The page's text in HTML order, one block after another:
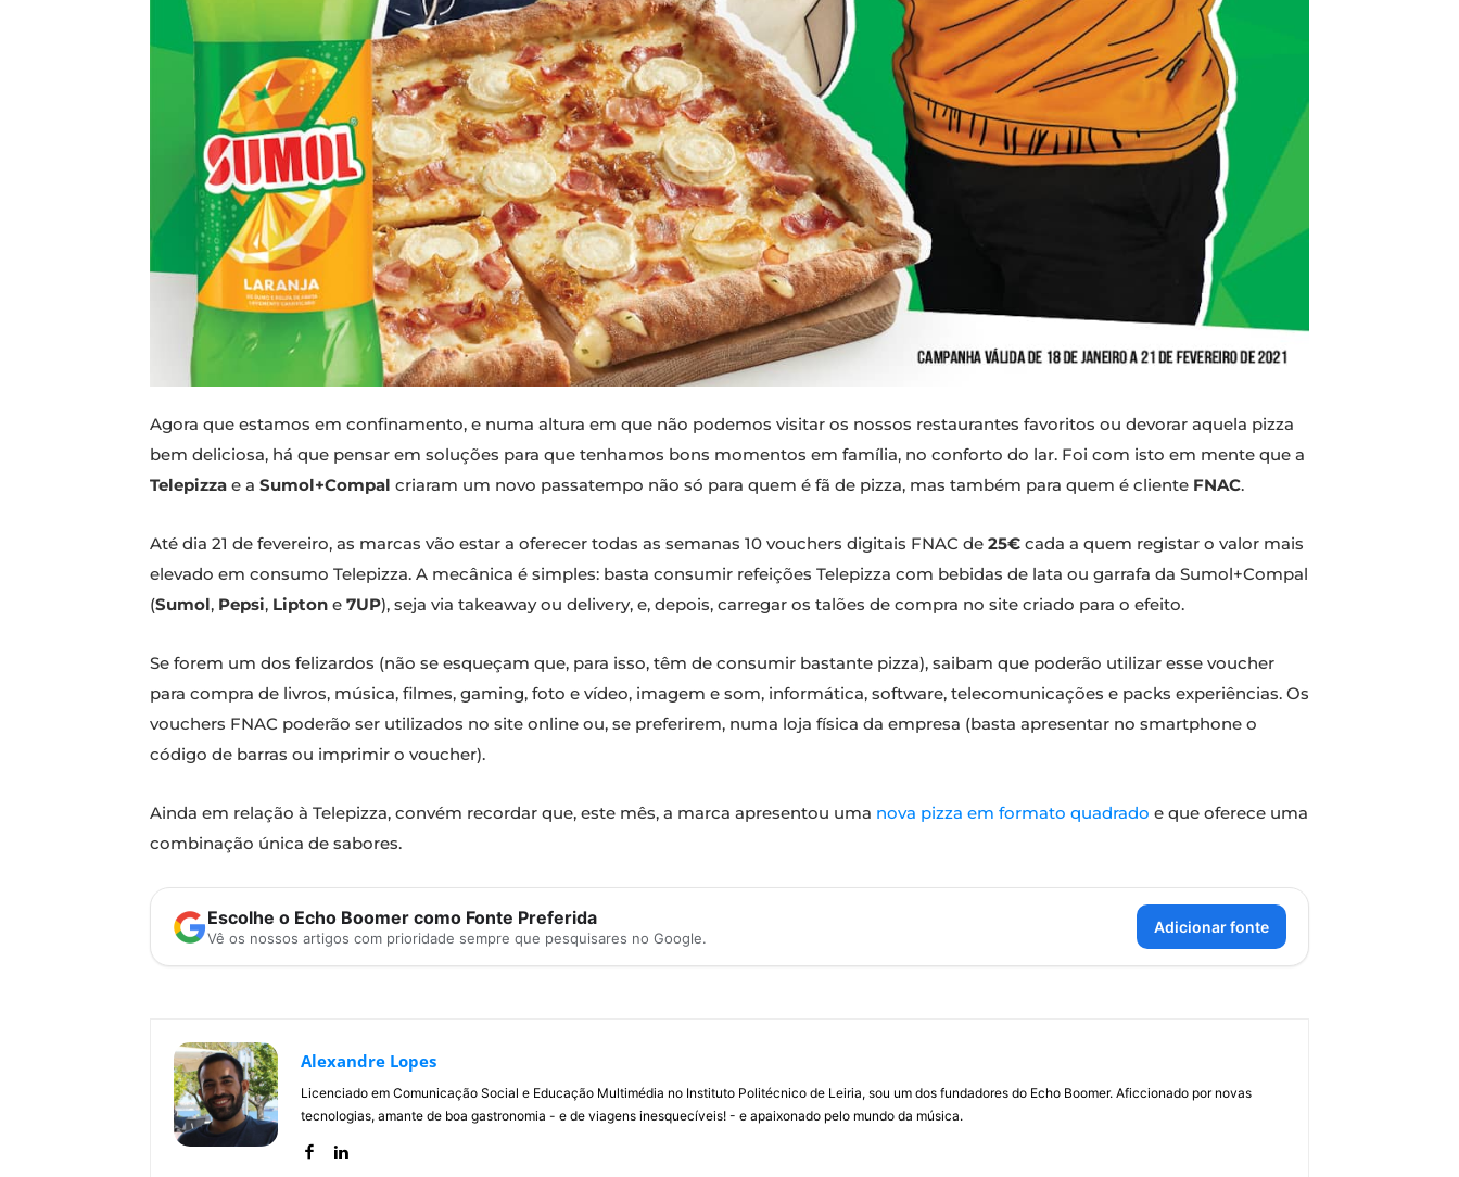
Agora que estamos em confinamento, e numa altura em que não podemos visitar os nossos restaurantes favoritos ou devorar aquela pizza
bem deliciosa, há que pensar em soluções para que tenhamos bons momentos em família, no conforto do lar. Foi com isto em mente que a
Telepizza e a Sumol+Compal criaram um novo passatempo não só para quem é fã de pizza, mas também para quem é cliente FNAC.
Até dia 21 de fevereiro, as marcas vão estar a oferecer todas as semanas 10 vouchers digitais FNAC de 25€ cada a quem registar o valor mais
elevado em consumo Telepizza. A mecânica é simples: basta consumir refeições Telepizza com bebidas de lata ou garrafa da Sumol+Compal
(Sumol, Pepsi, Lipton e 7UP), seja via takeaway ou delivery, e, depois, carregar os talões de compra no site criado para o efeito.
Se forem um dos felizardos (não se esqueçam que, para isso, têm de consumir bastante pizza), saibam que poderão utilizar esse voucher
para compra de livros, música, filmes, gaming, foto e vídeo, imagem e som, informática, software, telecomunicações e packs experiências. Os
vouchers FNAC poderão ser utilizados no site online ou, se preferirem, numa loja física da empresa (basta apresentar no smartphone o
código de barras ou imprimir o voucher).
Ainda em relação à Telepizza, convém recordar que, este mês, a marca apresentou uma nova pizza em formato quadrado e que oferece uma
combinação única de sabores.
Escolhe o Echo Boomer como Fonte Preferida
Vê os nossos artigos com prioridade sempre que pesquisares no Google.
Adicionar fonte
Alexandre Lopes
Licenciado em Comunicação Social e Educação Multimédia no Instituto Politécnico de Leiria, sou um dos fundadores do Echo Boomer. Aficcionado por novas
tecnologias, amante de boa gastronomia - e de viagens inesquecíveis! - e apaixonado pelo mundo da música.